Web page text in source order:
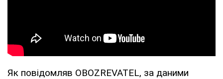
Як повідомляв OBOZREVATEL, за даними